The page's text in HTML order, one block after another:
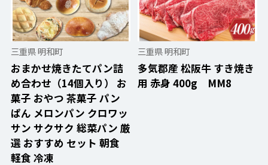
三重県 明和町
おまかせ焼きたてパン詰
め合わせ（14個入り） お
菓子 おやつ 茶菓子 パン
ぱん メロンパン クロワッ
サン サクサク 総菜パン 厳
選 おすすめ セット 朝食
軽食 冷凍
三重県 明和町
多気郡産 松阪牛 すき焼き
用 赤身 400g MM8